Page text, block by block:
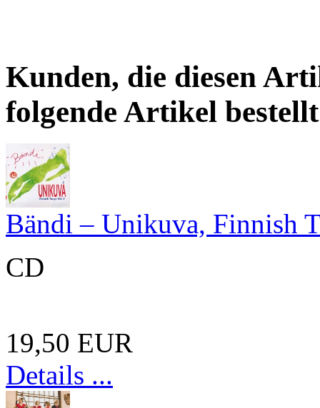
Kunden, die diesen
folgende Artikel
Bändi – Unikuva, Finnish
CD
19,50 EUR
Details ...